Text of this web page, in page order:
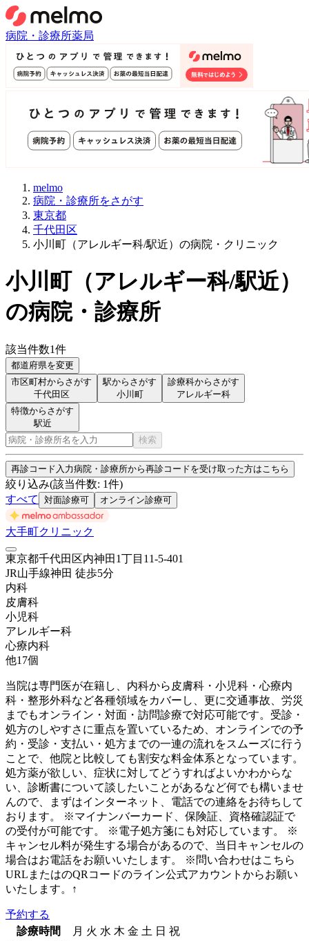
病院・診療所薬局
melmo
病院・診療所をさがす
東京都
千代田区
小川町（アレルギー科/駅近）の病院・クリニック
小川町（アレルギー科/駅近）
の病院・診療所
該当件数1件
都道府県を変更
市区町村からさがす
千代田区
駅からさがす
小川町
診療科からさがす
アレルギー科
特徴からさがす
駅近
検索
再診コード入力病院・診療所から再診コードを受け取った方はこちら
絞り込み(該当件数: 1件)
すべて
対面診療可 オンライン診療可
大手町クリニック
東京都千代田区内神田1丁目11-5-401
JR山手線神田 徒歩5分
内科
皮膚科
小児科
アレルギー科
心療内科
他17個
当院は専門医が在籍し、内科から皮膚科・小児科・心療内
科・整形外科など各種領域をカバーし、更に交通事故、労災
までもオンライン・対面・訪問診療で対応可能です。受診・
処方のしやすさに重点を置いているため、オンラインでの予
約・受診・支払い・処方までの一連の流れをスムーズに行う
ことで、他院と比較しても割安な料金体系となっています。
処方薬が欲しい、症状に対してどうすればよいかわからな
い、診断書について談したいことがあるなど何でも構いませ
んので、まずはインターネット、電話での連絡をお待ちして
おります。 ※マイナンバーカード、保険証、資格確認証で
の受付が可能です。 ※電子処方箋にも対応しています。 ※
キャンセル料が発生する場合があるので、当日キャンセルの
場合はお電話をお願いいたします。 ※問い合わせはこちら
URLまたはのQRコードのライン公式アカウントからお願い
いたします。↑
予約する
診療時間
月 火 水 木 金 土 日 祝